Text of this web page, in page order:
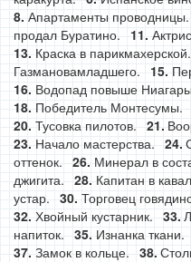
Апартаменты проводницы.
продал Буратино.
Краска в парикмахерской.
Газмановамладшего.
Водопад повыше
Победитель Монтесумы.
Тусовка пилотов.
Начало мастерства.
оттенок.
Минерал в
джигита.
Капитан в
устар.
Торговец
Хвойный кустарник.
напиток.
Изнанка ткани.
Замок в кольце.